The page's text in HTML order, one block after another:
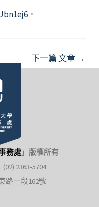
。
下一篇 文章 →
務處 」 版權所有
(02) 2363-5704
路一段162號